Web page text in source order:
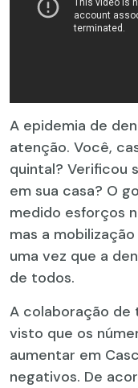
A epidemia de
atenção. Você,
quintal? Verificou
em sua casa? O
medido esforços
mas a
uma vez que a
de todos.
A colaboração de
visto que os
aumentar em
negativos. De